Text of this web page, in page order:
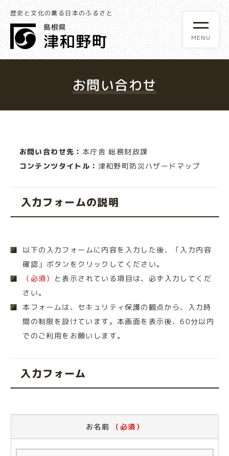
歴史と文化の薫る日本のふるさと
お問い合わせ
お問い合わせ先： 本庁舎 総務財政課
コンテンツタイトル： 津和野町防災ハザードマップ
入力フォームの説明
以下の入力フォームに内容を入力した後、「入力内容
確認」ボタンをクリックしてください。
（必須） と表示されている項目は、必ず入力してくだ
さい。
本フォームは、セキュリティ保護の観点から、入力時
間の制限を設けています。本画面を表示後、60分以内
でのご利用をお願いします。
入力フォーム
お名前 （必須）